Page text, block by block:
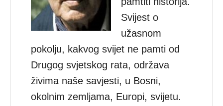
Svijest o
užasnom
pokolju, kakvog svijet ne pamti od
Drugog svjetskog rata, održava
živima naše savjesti, u Bosni,
okolnim zemljama, Europi, svijetu.